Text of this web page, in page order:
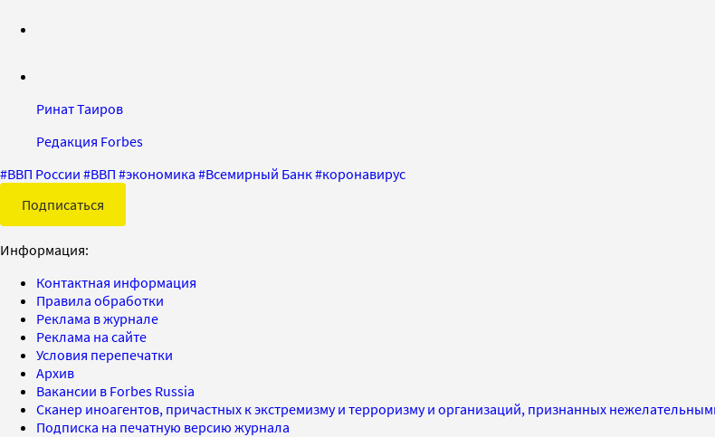
Ринат Таиров
Редакция Forbes
#ВВП России #ВВП #экономика #Всемирный Банк#коронавирус
Подписаться
Информация:
Контактная информация
Правила обработки
Реклама в журнале
Реклама на сайте
Условия перепечатки
Архив
Вакансии в Forbes Russia
Сканер иноагентов, причастных к экстремизму и терроризму и организаций, признанных
Подписка на печатную версию журнала